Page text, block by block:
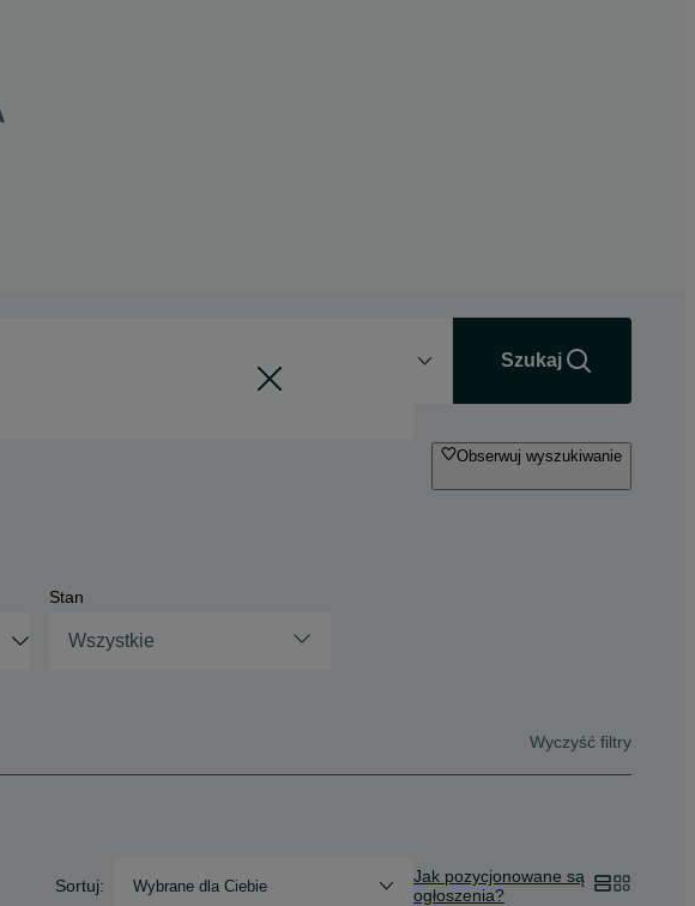
Szukaj
Obserwuj wyszukiwanie
Stan
Wszystkie
Wyczyść filtry
Sortuj: Wybrane dla Ciebie
Jak pozycjonowane są
ogłoszenia?